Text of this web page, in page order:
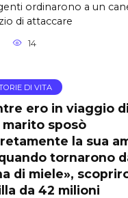
ordinarono a un
di attaccare
14
DI VITA
ero in viaggio
marito sposò
la sua
tornarono
di miele»,
da 42 milioni